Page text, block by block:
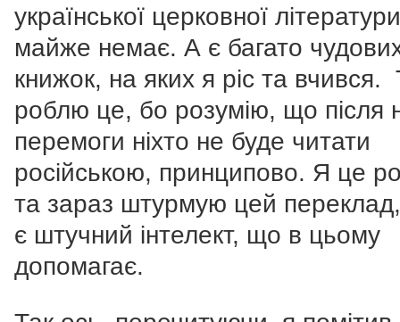
української церковної літератури
майже немає. А є багато
книжок, на яких я ріс та вчився.
роблю це, бо розумію, що після
перемоги ніхто не буде читати
російською, принципово. Я це
та зараз штурмую цей
є штучний інтелект, що в цьому
допомагає.